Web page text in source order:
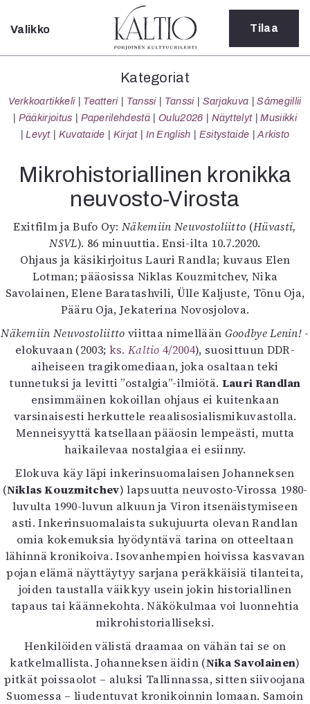
Sulje
Kategoriat
Verkkoartikkeli
Teatteri
Tanssi
Sarjakuva
Sámegillii
Pääkirjoitus
Oulu2026
Näyttelyt
Musiikki
Levyt
Kuvataide
Kirjat
In English
Esitystaide
Arkisto
Lehdet
4/2026
2–3/2026
1/2026
6/2025
5/2025 saame
5/2025
Lehtiarkisto
Info
Tilaus ja irtonumerot
Yhteistyössä
Toimitus
Kaltio ry
Valikko Tilaa
Kategoriat
Verkkoartikkeli Teatteri Tanssi Tanssi Sarjakuva
Sámegillii
Pääkirjoitus
Paperilehdestä Oulu2026 Näyttelyt
Musiikki
Levyt
Kuvataide Kirjat In English Esitystaide Arkisto
Mikrohistoriallinen kronikka
neuvosto-Virosta
Exitfilm ja Bufo Oy:Näkemiin Neuvostoliitto (Hüvasti,
NSVL). 86 minuuttia. Ensi-ilta 10.7.2020.
Ohjaus ja käsikirjoitus Lauri Randla; kuvaus Elen
Lotman; pääosissa Niklas Kouzmitchev, Nika
Savolainen, Elene Baratashvili, Ülle Kaljuste, Tõnu Oja,
Pääru Oja, Jekaterina Novosjolova.
Näkemiin Neuvostoliitto viittaa nimellään Goodbye Lenin! -
elokuvaan (2003; ks. Kaltio4/2004), suosittuun DDR-
aiheiseen tragikomediaan, joka osaltaan teki
tunnetuksi ja levitti ”ostalgia”-ilmiötä. Lauri Randlan
ensimmäinen kokoillan ohjaus ei kuitenkaan
varsinaisesti herkuttele reaalisosialismikuvastolla.
Menneisyyttä katsellaan pääosin lempeästi, mutta
haikailevaa nostalgiaa ei esiinny.
Elokuva käy läpi inkerinsuomalaisen Johanneksen
(Niklas Kouzmitchev) lapsuutta neuvosto-Virossa 1980-
luvulta 1990-luvun alkuun ja Viron itsenäistymiseen
asti. Inkerinsuomalaista sukujuurta olevan Randlan
omia kokemuksia hyödyntävä tarina on otteeltaan
lähinnä kronikoiva. Isovanhempien hoivissa kasvavan
pojan elämä näyttäytyy sarjana peräkkäisiä tilanteita,
joiden taustalla väikkyy usein jokin historiallinen
tapaus tai käännekohta. Näkökulmaa voi luonnehtia
mikrohistorialliseksi.
Henkilöiden välistä draamaa on vähän tai se on
katkelmallista. Johanneksen äidin (Nika Savolainen)
pitkät poissaolot – aluksi Tallinnassa, sitten siivoojana
Suomessa – liudentuvat kronikoinnin lomaan. Samoin